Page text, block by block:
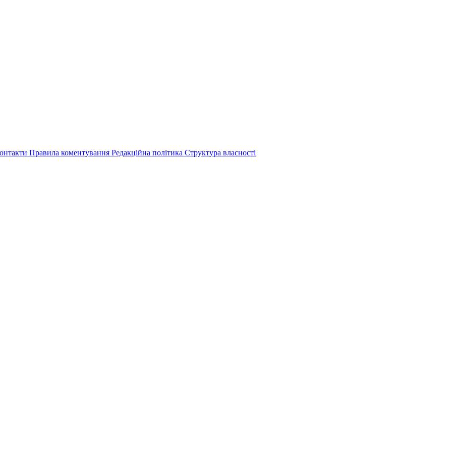
Правила коментування Редакційна політика Структура власності